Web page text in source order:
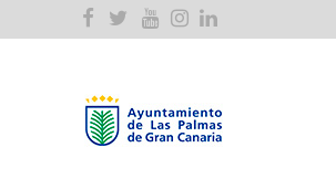
Facebook
TwitterYoutubeInstagram
Linkedin